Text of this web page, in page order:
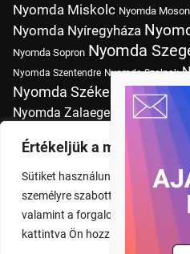
Értékeljük a magánéletét
Sütiket használunk a böngészési
személyre szabott hirdetések
valamint a forgalom elemzésére.
kattintva Ön hozzájárul a cookie-
Nyomda Miskolc Nyomda
Nyomda Nyíregyháza
Nyomda Sopron Nyomda
Nyomda Szentendre Nyomda Szolnok
Nyomda Székesfehérvár
Nyomda Zalaegerszeg Nyomda
Nyomtatás
Pólónyomtatás Budapesten
Tudásbázis